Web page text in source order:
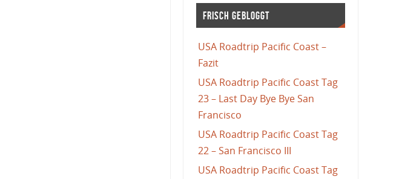
Frisch gebloggt
USA Roadtrip Pacific Coast –
Fazit
USA Roadtrip Pacific Coast Tag
23 – Last Day Bye Bye San
Francisco
USA Roadtrip Pacific Coast Tag
22 – San Francisco III
USA Roadtrip Pacific Coast Tag